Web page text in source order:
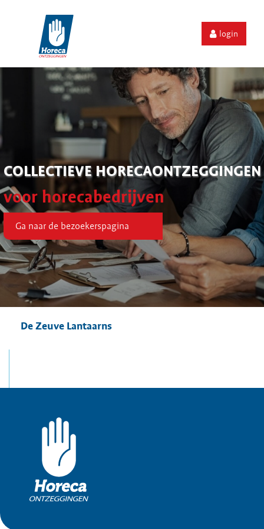
login
COLLECTIEVE HORECAONTZEGGINGEN
voor horecabedrijven
Ga naar de bezoekerspagina
De Zeuve Lantaarns